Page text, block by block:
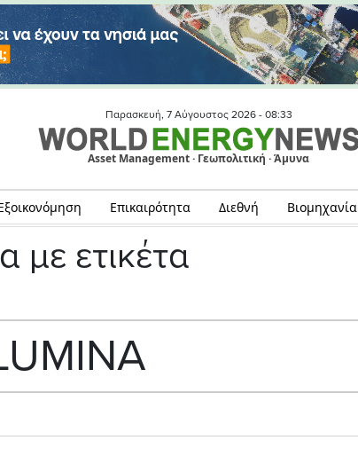
Παρασκευή, 7 Αύγουστος 2026 - 08:33
Asset Management · Γεωπολιτική · Άμυνα
Επικαιρότητα Διεθνή Βιομηχανία
με ετικέτα